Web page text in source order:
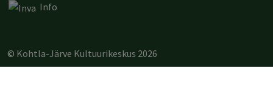
Info
© Kohtla-Järve Kultuurikeskus 2026